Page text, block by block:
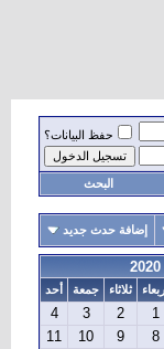
حفظ البيانات؟
البحث
إضافة حدث جديد
ثلاثاء جمعة
أحد
1
2
3
4
8
9
10
11